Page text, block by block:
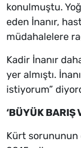
konulmuştu.
eden İnanır,
müdahalelere
Kadir İnanır
yer almıştı.
istiyorum”
‘BÜYÜK BARIŞ
Kürt sorununun